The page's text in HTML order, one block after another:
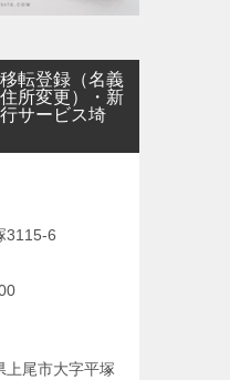
転登録（名義
所変更）・新
サービス埼
3115-6
上尾市大字平塚